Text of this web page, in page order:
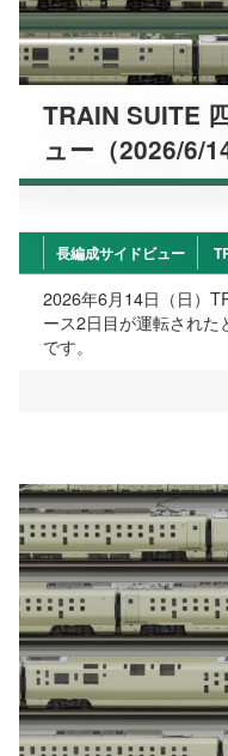
TRAIN SUITE
ュー（2026/6/14
長編成サイドビュー
2026年6月14日（日）
ース2日目が運転された
です。